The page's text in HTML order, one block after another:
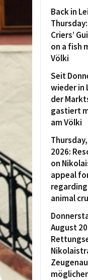
Back in
Criers’
on a fish
Völki
Seit
wieder in
der
gastiert
am Völki
2026:
on
appeal
animal
August